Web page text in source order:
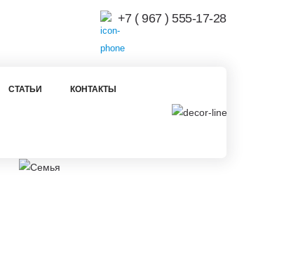
+7 ( 967 ) 555-17-28
СТАТЬИ КОНТАКТЫ